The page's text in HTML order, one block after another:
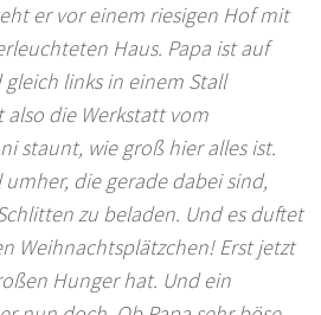
er vor einem riesigen Hof mit
Haus. Papa ist auf
links in einem Stall
also die Werkstatt vom
staunt, wie groß hier alles ist.
die gerade dabei sind,
zu beladen. Und es duftet
Weihnachtsplätzchen! Erst jetzt
Hunger hat. Und ein